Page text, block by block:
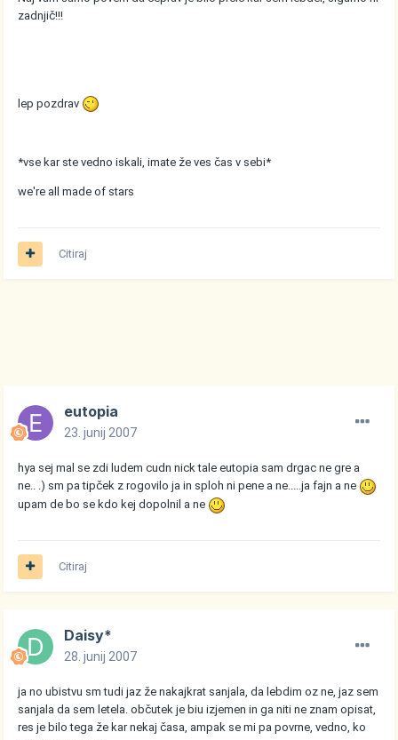
zadnjič!!!
lep pozdrav
*vse kar ste vedno iskali, imate že ves čas v sebi*
we're all made of stars
Citiraj
eutopia
23. junij 2007
hya sej mal se zdi ludem cudn nick tale eutopia sam drgac ne gre a
ne.. .) sm pa tipček z rogovilo ja in sploh ni pene a ne.....ja fajn a ne
upam de bo se kdo kej dopolnil a ne
Citiraj
Daisy*
28. junij 2007
ja no ubistvu sm tudi jaz že nakajkrat sanjala, da lebdim oz ne, jaz sem
sanjala da sem letela. občutek je biu izjemen in ga niti ne znam opisat,
res je bilo tega že kar nekaj časa, ampak se mi pa povrne, vedno, ko